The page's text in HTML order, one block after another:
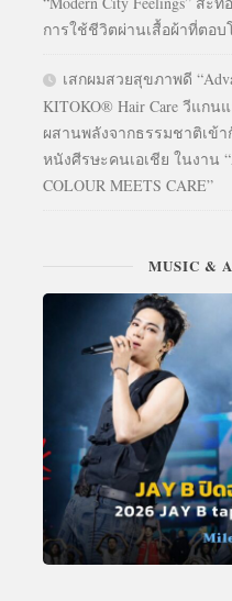
การใช้ชีวิตผ่านเสื้อผ้าที่ตอบ
เสกผมสวยสุขภาพดี
KITOKO® Hair Care วีแก
ผสานพลังจากธรรมชาติเข้
หนังศีรษะคนเอเชีย ในงาน
COLOUR MEETS CARE”
MUSIC &